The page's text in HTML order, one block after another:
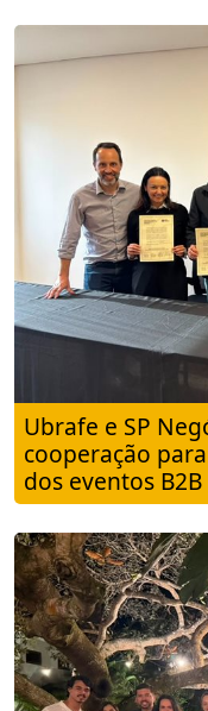
Ubrafe e SP
cooperação
dos eventos